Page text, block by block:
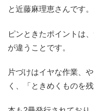
と近藤麻理恵さんです。
ピンときたポイントは
が違うことです。
片づけはイヤな作業、
く、「ときめくものを